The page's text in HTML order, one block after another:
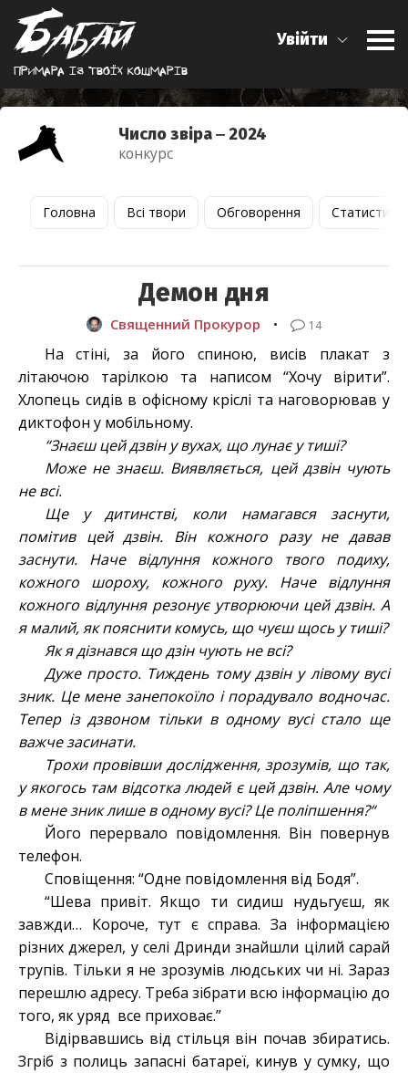
Примара iз твоїх кошмарiв
Увійти
Число звіра ‒ 2024
конкурс
Головна Всі твори Обговорення Статистика
Демон дня
Священний Прокурор • 14
На стіні, за його спиною, висів плакат з
літаючою тарілкою та написом “Хочу вірити”.
Хлопець сидів в офісному кріслі та наговорював у
диктофон у мобільному.
“Знаєш цей дзвін у вухах, що лунає у тиші?
Може не знаєш. Виявляється, цей дзвін чують
не всі.
Ще у дитинстві, коли намагався заснути,
помітив цей дзвін. Він кожного разу не давав
заснути. Наче відлуння кожного твого подиху,
кожного шороху, кожного руху. Наче відлуння
кожного відлуння резонує утворюючи цей дзвін. А
я малий, як пояснити комусь, що чуєш щось у тиші?
Як я дізнався що дзін чують не всі?
Дуже просто. Тиждень тому дзвін у лівому вусі
зник. Це мене занепокоїло і порадувало водночас.
Тепер із дзвоном тільки в одному вусі стало ще
важче засинати.
Трохи провівши дослідження, зрозумів, що так,
у якогось там відсотка людей є цей дзвін. Але чому
в мене зник лише в одному вусі? Це поліпшення?“
Його перервало повідомлення. Він повернув
телефон.
Сповіщення: “Одне повідомлення від Бодя”.
“Шева привіт. Якщо ти сидиш нудьгуєш, як
завжди… Короче, тут є справа. За інформацією
різних джерел, у селі Дринди знайшли цілий сарай
трупів. Тільки я не зрозумів людських чи ні. Зараз
перешлю адресу. Треба зібрати всю інформацію до
того, як уряд все приховає.”
Відірвавшись від стільця він почав збиратись.
Згріб з полиць запасні батареї, кинув у сумку, що